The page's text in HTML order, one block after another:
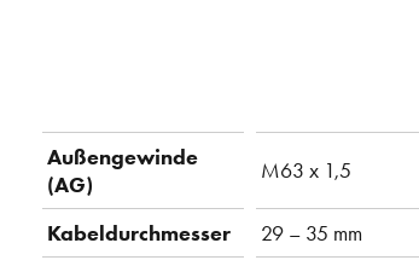
Außengewinde
(AG)
M63 x 1,5
Kabeldurchmesser
29 – 35 mm